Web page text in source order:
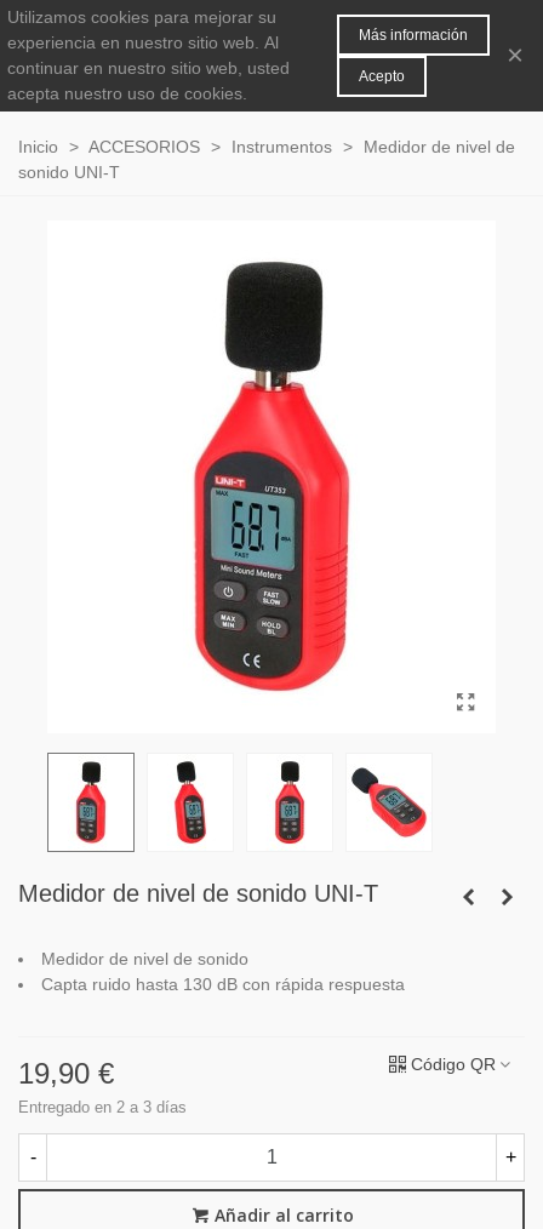
0
Inicio > ACCESORIOS > Instrumentos >
Medidor de nivel de
sonido UNI-T
Medidor de nivel de sonido UNI-T
Medidor de nivel de sonido
Capta ruido hasta 130 dB con rápida respuesta
19,90 €
Entregado en 2 a 3 días
Código QR
- +
Añadir al carrito
Utilizamos cookies para mejorar su
experiencia en nuestro sitio web. Al
continuar en nuestro sitio web, usted
acepta nuestro uso de cookies.
Más información
Acepto
×